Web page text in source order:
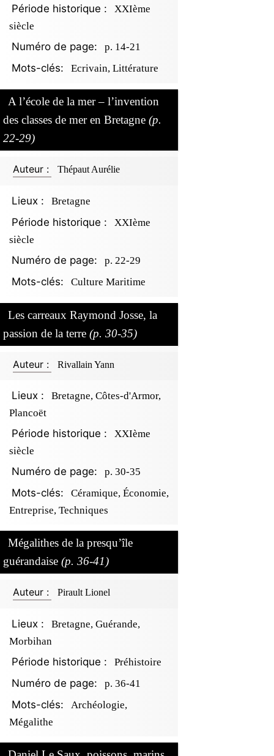
Période historique :
XXIème
siècle
Numéro de page: p. 14-21
Mots-clés: Ecrivain, Littérature
A l’école de la mer – l’invention
des classes de mer en Bretagne (p.
22-29)
Auteur : Thépaut Aurélie
Lieux : Bretagne
Période historique :
XXIème
siècle
Numéro de page: p. 22-29
Mots-clés: Culture Maritime
Les carreaux Raymond Josse, la
passion de la terre (p. 30-35)
Auteur : Rivallain Yann
Lieux :
Bretagne, Côtes-d'Armor,
Plancoët
Période historique :
XXIème
siècle
Numéro de page: p. 30-35
Mots-clés:
Céramique, Économie,
Entreprise, Techniques
Mégalithes de la presqu’île
guérandaise (p. 36-41)
Auteur : Pirault Lionel
Lieux :
Bretagne, Guérande,
Morbihan
Période historique : Préhistoire
Numéro de page: p. 36-41
Mots-clés:
Archéologie,
Mégalithe